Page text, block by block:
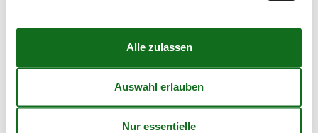
Mit ÖPNV erreichbar
Radfreundlich